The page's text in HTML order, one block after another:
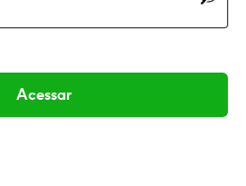
Acessar